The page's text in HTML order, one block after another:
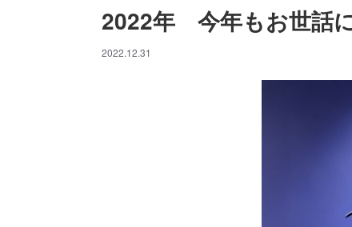
2022年 今年もお世話
2022.12.31